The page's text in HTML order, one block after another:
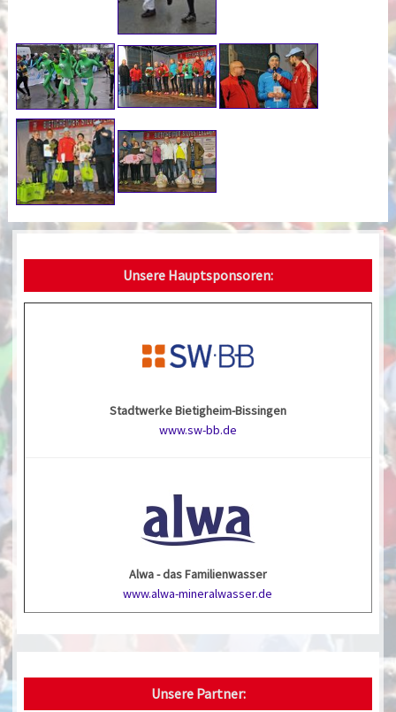
Unsere Hauptsponsoren:
Stadtwerke Bietigheim-Bissingen
www.sw-bb.de
Alwa - das Familienwasser
www.alwa-mineralwasser.de
Unsere Partner: